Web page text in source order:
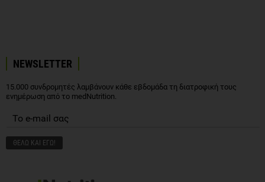
NEWSLETTER
15.000 συνδρομητές λαμβάνουν κάθε εβδομάδα τη διατροφική τους
ενημέρωση από το medNutrition.